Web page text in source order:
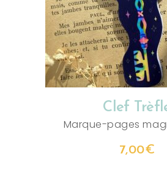
Clef
Marque-pages
7,00€